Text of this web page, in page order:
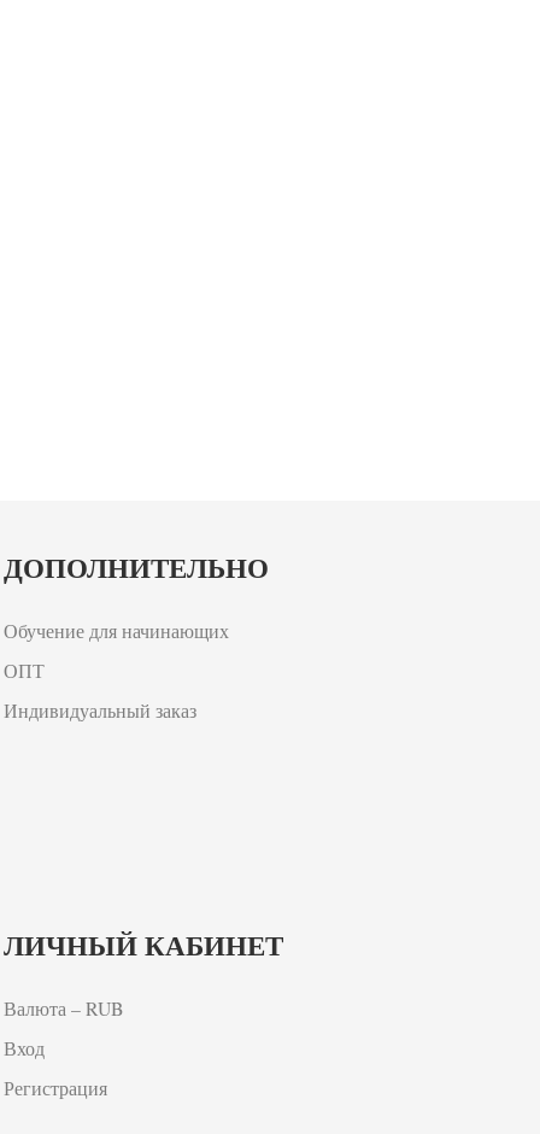
ДОПОЛНИТЕЛЬНО
Обучение для начинающих
ОПТ
Индивидуальный заказ
ЛИЧНЫЙ КАБИНЕТ
Валюта – RUB
Вход
Регистрация